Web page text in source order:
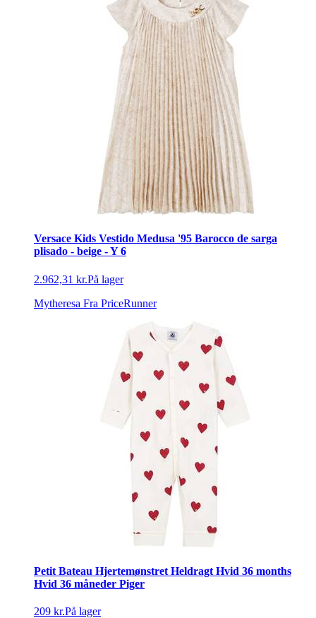
Versace Kids Vestido Medusa '95 Barocco de sarga
plisado - beige - Y 6
2.962,31 kr.På lager
Mytheresa Fra PriceRunner
Petit Bateau Hjertemønstret Heldragt Hvid 36 months
Hvid 36 måneder Piger
209 kr.På lager